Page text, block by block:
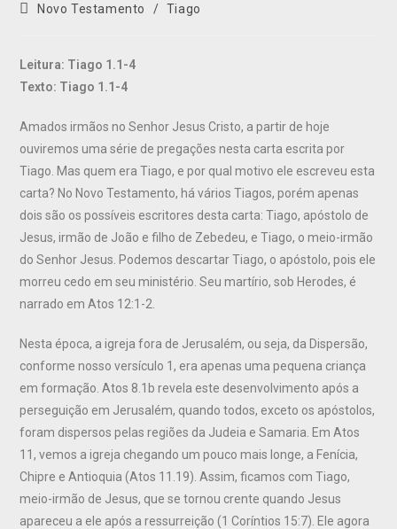
Novo Testamento
/ Tiago
Leitura: Tiago 1.1-4
Texto: Tiago 1.1-4
Amados irmãos no Senhor Jesus Cristo, a partir de hoje
ouviremos uma série de pregações nesta carta escrita por
Tiago. Mas quem era Tiago, e por qual motivo ele escreveu esta
carta? No Novo Testamento, há vários Tiagos, porém apenas
dois são os possíveis escritores desta carta: Tiago, apóstolo de
Jesus, irmão de João e filho de Zebedeu, e Tiago, o meio-irmão
do Senhor Jesus. Podemos descartar Tiago, o apóstolo, pois ele
morreu cedo em seu ministério. Seu martírio, sob Herodes, é
narrado em Atos 12:1-2.
Nesta época, a igreja fora de Jerusalém, ou seja, da Dispersão,
conforme nosso versículo 1, era apenas uma pequena criança
em formação. Atos 8.1b revela este desenvolvimento após a
perseguição em Jerusalém, quando todos, exceto os apóstolos,
foram dispersos pelas regiões da Judeia e Samaria. Em Atos
11, vemos a igreja chegando um pouco mais longe, a Fenícia,
Chipre e Antioquia (Atos 11.19). Assim, ficamos com Tiago,
meio-irmão de Jesus, que se tornou crente quando Jesus
apareceu a ele após a ressurreição (1 Coríntios 15:7). Ele agora